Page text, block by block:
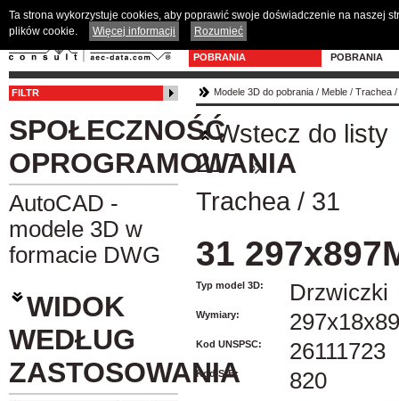
POBRANIA
POBRANIA
FILTR
SPOŁECZNOŚĆ
OPROGRAMOWANIA
AutoCAD -
modele 3D w
formacie DWG
WIDOK
WEDŁUG
ZASTOSOWANIA
Modele 3D do pobrania / Meble / Trachea /
Wstecz do listy
217
Trachea / 31
31
Typ model 3D: Drzwiczki
Wymiary:
Kod UNSPSC: 26111723
Kod SfB: 820
Ta strona wykorzystuje cookies, aby poprawić swoje doświadczenie na naszej
plików cookie.
Więcej informacji Rozumieć